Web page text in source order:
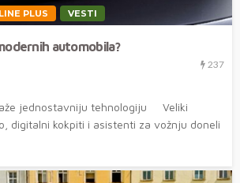
PLUS VESTI
automobila?
237
jednostavniju tehnologiju Veliki
digitalni kokpiti i asistenti za vožnju doneli